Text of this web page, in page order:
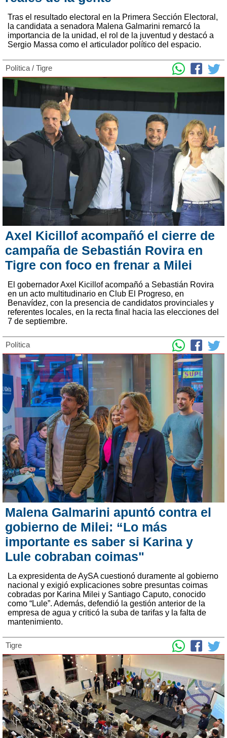
Tras el resultado electoral en la Primera Sección Electoral,
la candidata a senadora Malena Galmarini remarcó la
importancia de la unidad, el rol de la juventud y destacó a
Sergio Massa como el articulador político del espacio.
Política / Tigre
Axel Kicillof acompañó el cierre de
campaña de Sebastián Rovira en
Tigre con foco en frenar a Milei
El gobernador Axel Kicillof acompañó a Sebastián Rovira
en un acto multitudinario en Club El Progreso, en
Benavídez, con la presencia de candidatos provinciales y
referentes locales, en la recta final hacia las elecciones del
7 de septiembre.
Política
Malena Galmarini apuntó contra el
gobierno de Milei: “Lo más
importante es saber si Karina y
Lule cobraban coimas"
La expresidenta de AySA cuestionó duramente al gobierno
nacional y exigió explicaciones sobre presuntas coimas
cobradas por Karina Milei y Santiago Caputo, conocido
como “Lule”. Además, defendió la gestión anterior de la
empresa de agua y criticó la suba de tarifas y la falta de
mantenimiento.
Tigre